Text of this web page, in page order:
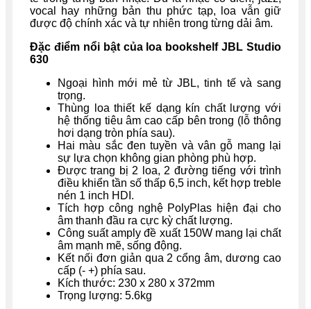
vocal hay những bản thu phức tạp, loa vẫn giữ
được độ chính xác và tự nhiên trong từng dải âm.
Đặc điểm nổi bật của loa bookshelf JBL Studio
630
Ngoại hình mới mẻ từ JBL, tinh tế và sang
trọng.
Thùng loa thiết kế dạng kín chất lượng với
hệ thống tiêu âm cao cấp bên trong (lỗ thông
hơi dạng tròn phía sau).
Hai màu sắc đen tuyền và vân gỗ mang lại
sự lựa chọn không gian phòng phù hợp.
Được trang bị 2 loa, 2 đường tiếng với trình
điều khiển tần số thấp 6,5 inch, kết hợp treble
nén 1 inch HDI.
Tích hợp công nghệ PolyPlas hiện đại cho
âm thanh đầu ra cực kỳ chất lượng.
Công suất amply đề xuất 150W mang lại chất
âm mạnh mẽ, sống động.
Kết nối đơn giản qua 2 cổng âm, dương cao
cấp (- +) phía sau.
Kích thước: 230 x 280 x 372mm
Trọng lượng: 5.6kg